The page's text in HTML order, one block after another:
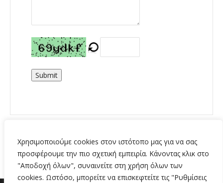
Χρησιμοποιούμε cookies στον ιστότοπο μας για να σας
προσφέρουμε την πιο σχετική εμπειρία. Κάνοντας κλικ στο
"Αποδοχή όλων", συναινείτε στη χρήση όλων των
cookies. Ωστόσο, μπορείτε να επισκεφτείτε τις "Ρυθμίσεις
Submit